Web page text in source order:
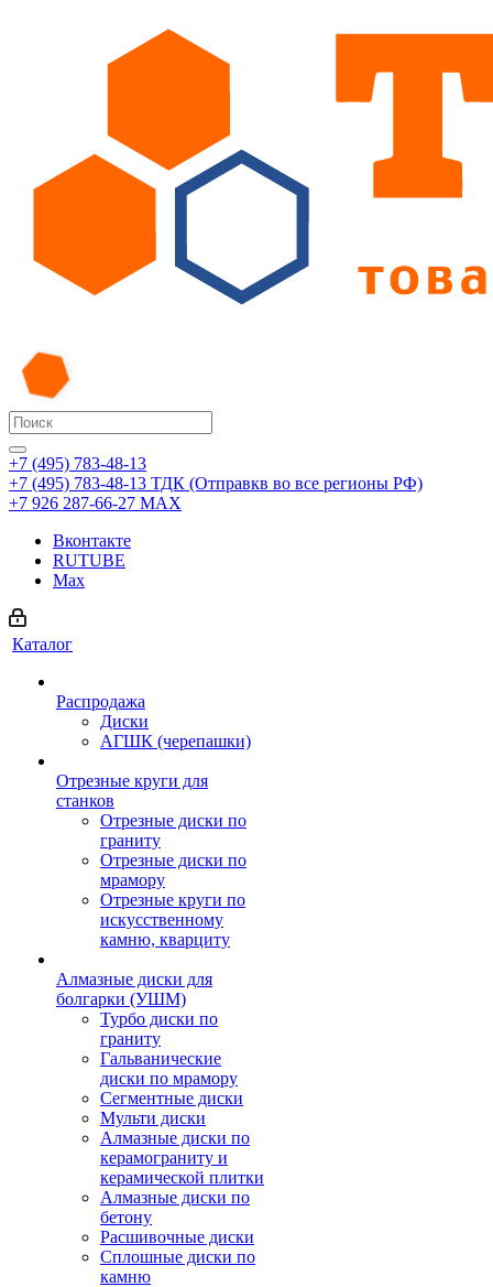
+7 (495) 783-48-13
+7 (495) 783-48-13 ТДК (Отправкв во все регионы РФ)
+7 926 287-66-27 МАХ
Вконтакте
RUTUBE
Max
Каталог
Распродажа
Диски
АГШК (черепашки)
Отрезные круги для
станков
Отрезные диски по
граниту
Отрезные диски по
мрамору
Отрезные круги по
искусственному
камню, кварциту
Алмазные диски для
болгарки (УШМ)
Турбо диски по
граниту
Гальванические
диски по мрамору
Сегментные диски
Мульти диски
Алмазные диски по
керамограниту и
керамической плитки
Алмазные диски по
бетону
Расшивочные диски
Сплошные диски по
камню